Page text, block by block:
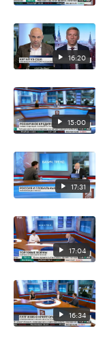
16:20
15:00
17:31
17:04
16:34